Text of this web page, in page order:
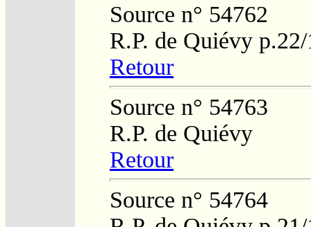
Source n° 54762
R.P. de Quiévy
Retour
Source n° 54763
R.P. de Quiévy
Retour
Source n° 54764